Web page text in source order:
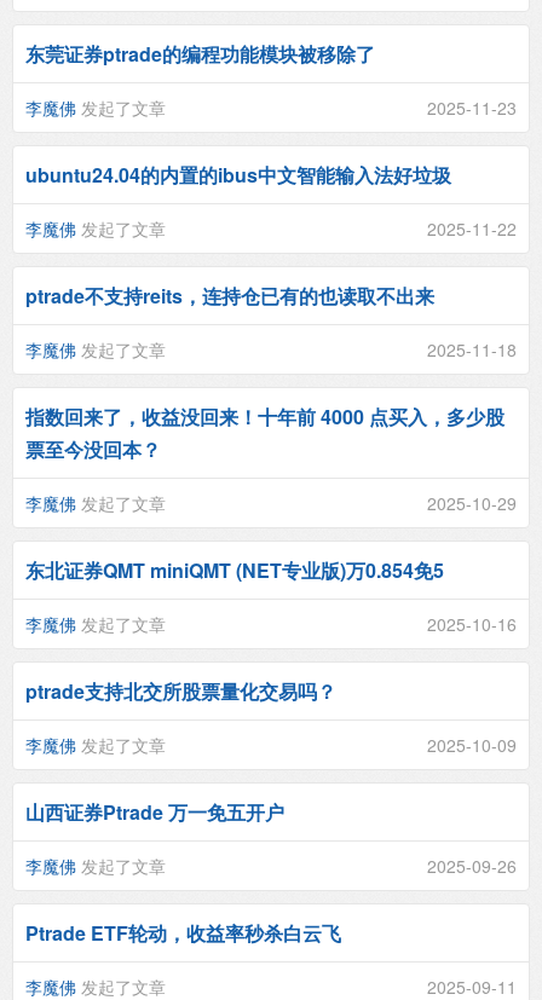
东莞证券ptrade的编程功能模块被移除了
李魔佛 发起了文章 2025-11-23
ubuntu24.04的内置的ibus中文智能输入法好垃圾
李魔佛 发起了文章 2025-11-22
ptrade不支持reits，连持仓已有的也读取不出来
李魔佛 发起了文章 2025-11-18
指数回来了，收益没回来！十年前 4000 点买入，多少股
票至今没回本？
李魔佛 发起了文章 2025-10-29
东北证券QMT miniQMT (NET专业版)万0.854免5
李魔佛 发起了文章 2025-10-16
ptrade支持北交所股票量化交易吗？
李魔佛 发起了文章 2025-10-09
山西证券Ptrade 万一免五开户
李魔佛 发起了文章 2025-09-26
Ptrade ETF轮动，收益率秒杀白云飞
李魔佛 发起了文章 2025-09-11